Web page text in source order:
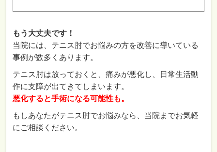
もう大丈夫です！
当院には、テニス肘でお悩みの方を改善に導いている
事例が数多くあります。
テニス肘は放っておくと、痛みが悪化し、日常生活動
作に支障が出てきてしまいます。
悪化すると手術になる可能性も。
もしあなたがテニス肘でお悩みなら、当院までお気軽
にご相談ください。